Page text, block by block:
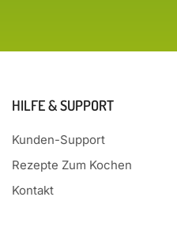
HILFE & SUPPORT
Kunden-Support
Rezepte Zum Kochen
Kontakt